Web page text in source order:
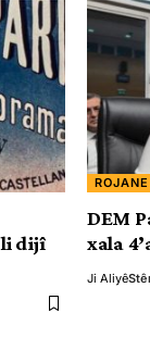
li dijî
ROJANE
DEM
xala
Ji Aliyê